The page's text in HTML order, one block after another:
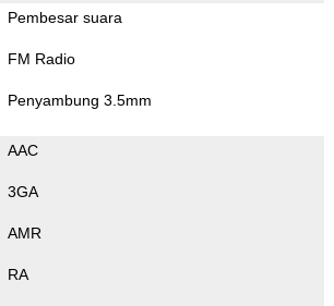
Pembesar suara
FM Radio
Penyambung 3.5mm
AAC
3GA
AMR
RA